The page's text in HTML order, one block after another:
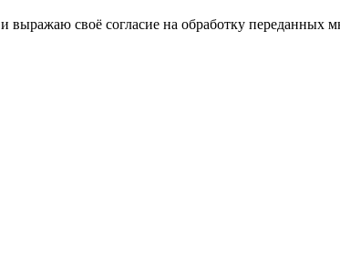
и выражаю своё согласие на обработку переданных